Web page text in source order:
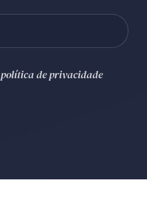
política de privacidade